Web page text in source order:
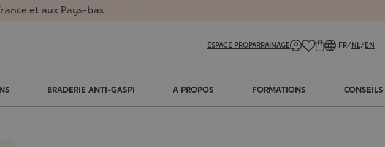
et aux Pays-bas
ESPACE PROPARRAINAGE FR/NL/EN
BRADERIE ANTI-GASPI A PROPOS FORMATIONS CONSEILS